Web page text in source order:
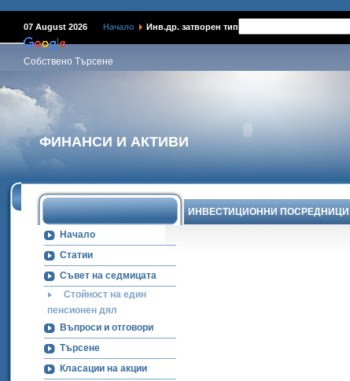
07 August 2026 Начало Инв.др. затворен тип
Собствено Търсене
ФИНАНСИ И АКТИВИ
Начало
Статии
Съвет на седмицата
Стойност на един
пенсионен дял
Въпроси и отговори
Търсене
Класации на акции
ИНВЕСТИЦИОННИ ПОСРЕДНИЦИ